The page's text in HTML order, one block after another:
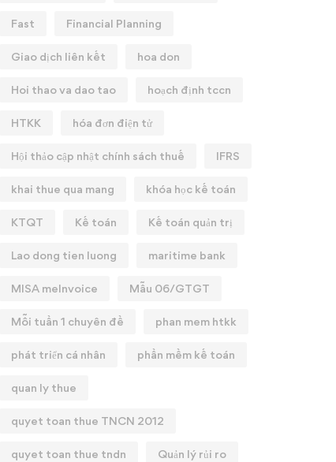
Fast Financial Planning
Giao dịch liên kết hoa don
Hoi thao va dao tao hoạch định tccn
HTKK hóa đơn điện tử
Hội thảo cập nhật chính sách thuế IFRS
khai thue qua mang khóa học kế toán
KTQT Kế toán Kế toán quản trị
Lao dong tien luong maritime bank
MISA meInvoice Mẫu 06/GTGT
Mỗi tuần 1 chuyên đề phan mem htkk
phát triển cá nhân phần mềm kế toán
quan ly thue
quyet toan thue TNCN 2012
quyet toan thue tndn Quản lý rủi ro